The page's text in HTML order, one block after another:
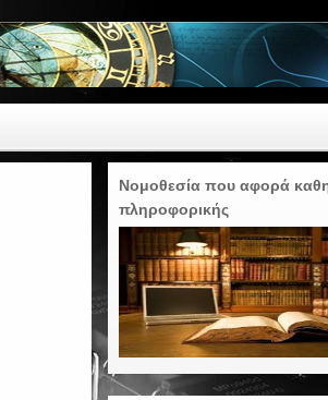
Νομοθεσία που αφορά
πληροφορικής